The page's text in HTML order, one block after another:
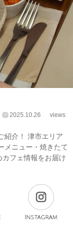
2025.10.26 views
紹介！ 津市エリア
メニュー・焼きたて
フェ情報をお届け
Instagram